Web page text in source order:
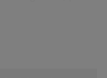
nella giusta dose